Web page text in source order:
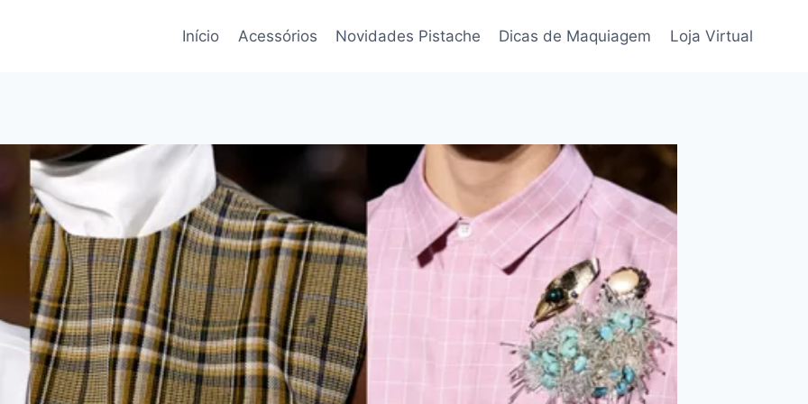
Início Acessórios Novidades Pistache Dicas de Maquiagem Loja Virtual